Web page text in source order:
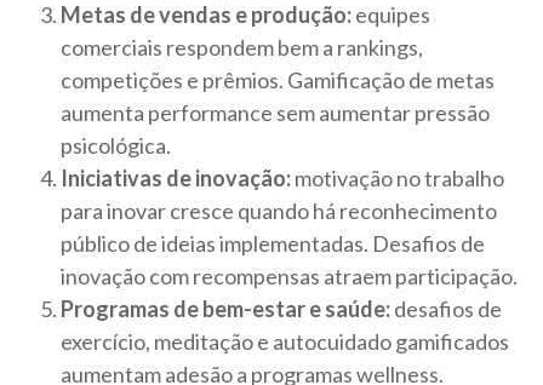
Metas de vendas e produção:equipes
comerciais respondem bem a rankings,
competições e prêmios. Gamificação de metas
aumenta performance sem aumentar pressão
psicológica.
Iniciativas de inovação:motivação no trabalho
para inovar cresce quando há reconhecimento
público de ideias implementadas. Desafios de
inovação com recompensas atraem participação.
Programas de bem-estar e saúde:desafios de
exercício, meditação e autocuidado gamificados
aumentam adesão a programas wellness.